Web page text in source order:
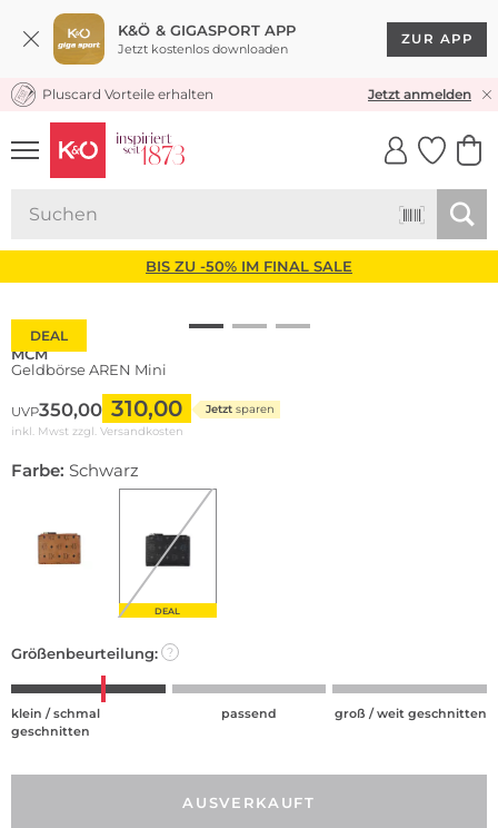
K&Ö & GIGASPORT APP
Jetzt kostenlos downloaden
ZUR APP
30 TAGE RÜCKGABERECHT
Pluscard Vorteile erhalten Jetzt anmelden
UNSERE APP
CLICK &
BIS ZU -50% IM FINAL SALE
DEAL
MCM
Geldbörse AREN Mini
UVP350,00 310,00 Jetzt sparen
inkl. Mwst zzgl. Versandkosten
Farbe: Schwarz
DEAL
Größenbeurteilung: ?
klein / schmal
geschnitten
passend groß / weit geschnitten
AUSVERKAUFT